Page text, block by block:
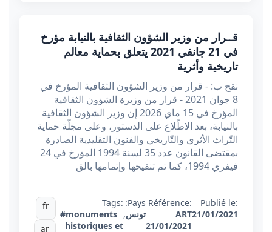
قــرار من وزير الشؤون الثقافية بالنيابة مؤرخ
في 21 جانفي 2021 يتعلق بحماية معالم
تاريخية وأثرية
نقح ب: - قرار من وزير الشؤون الثقافية المؤرخ في
8 جوان 2021 - قرار من وزيرة الشؤون الثقافية
المؤرخ في 15 ماي 2026 إن وزير الشؤون الثقافية
بالنيابة، بعد الاطّلاع على الدستور، وعلى مجلّة حماية
التّراث الأثري والتّاريخي والفنون التقليدية الصادرة
بمقتضى القانون عدد 35 لسنة 1994 المؤرخ في 24
فيفري 1994، كما تم تنقيحها وإتمامها بالق
Publié le:
21/01/2021
Référence:
ART
21/01/2021
Pays:
تونس,
Tags:
#monuments
historiques et
fr
ar